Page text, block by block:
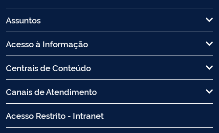
Assuntos
Acesso à Informação
Centrais de Conteúdo
Canais de Atendimento
Acesso Restrito - Intranet